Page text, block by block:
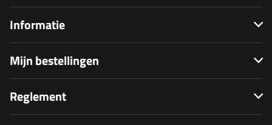
Informatie
Mijn bestellingen
Reglement